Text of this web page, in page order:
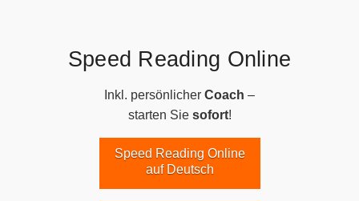
Speed Reading Online
Inkl. persönlicher Coach –
starten Sie sofort!
Speed Reading Online
auf Deutsch